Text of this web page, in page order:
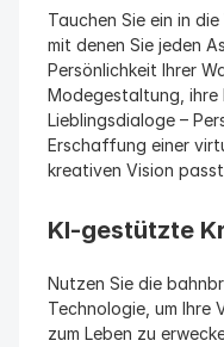
Tauchen Sie ein in
mit denen Sie jeden
Persönlichkeit Ihrer
Modegestaltung, ihre
Lieblingsdialoge –
Erschaffung einer
kreativen Vision
KI-gestützte
Nutzen Sie die
Technologie, um Ihre
zum Leben zu